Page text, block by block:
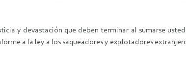
y devastación que deben terminar al sumarse
a la ley a los saqueadores y explotadores